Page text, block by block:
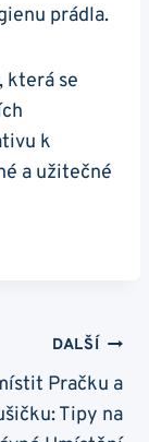
‍prádla.
která se‍
k
a užitečné⁢
DALŠÍ
Pračku a
Tipy na